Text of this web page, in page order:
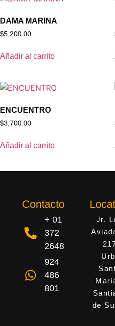
DAMA MARINA
$5,200.00
Añadir al carrito
ENCUENTRO
$3,700.00
Añadir al carrito
Contacto
+ 01
372
2648
924
486
801
Jr.
de